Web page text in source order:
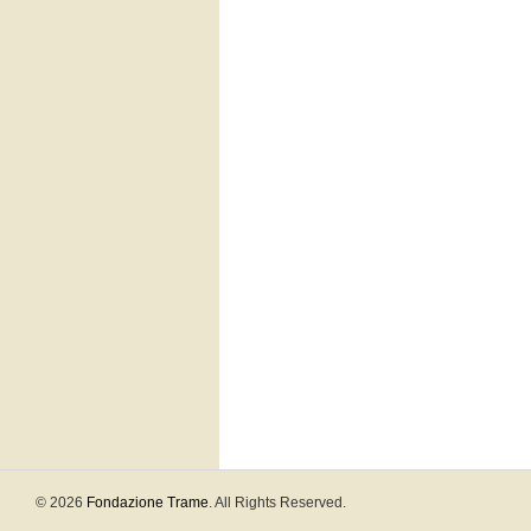
© 2026 Fondazione Trame. All Rights Reserved.